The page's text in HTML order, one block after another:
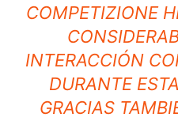
COMPETIZIONE
INTERACCIÓN
DURANTE
GRACIAS